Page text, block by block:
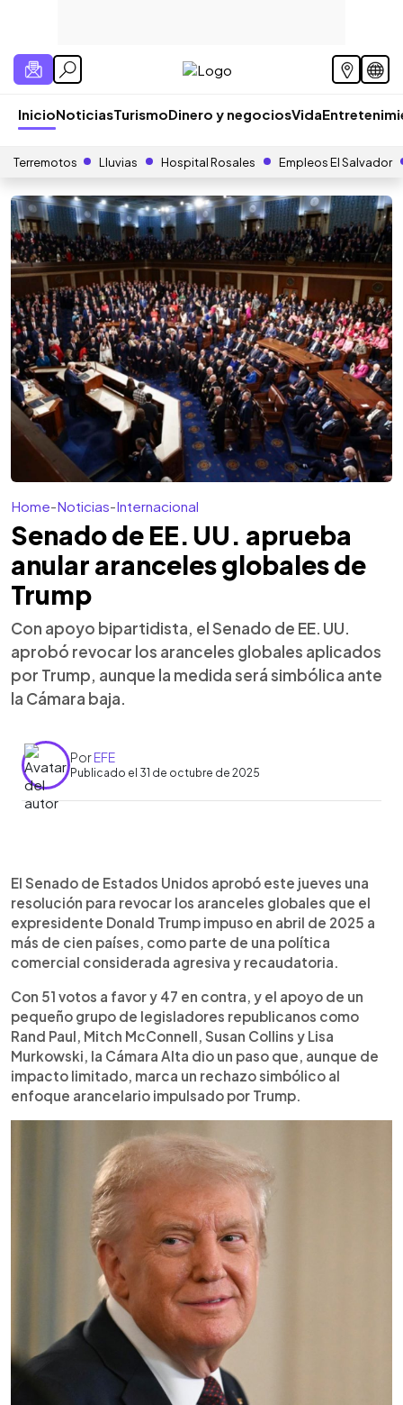
InicioNoticiasTurismoDinero y negociosVida
Terremotos Lluvias Hospital Rosales Empleos El Salvador
Home-Noticias-Internacional
Senado de EE. UU. aprueba
anular aranceles globales de
Trump
Con apoyo bipartidista, el Senado de EE. UU.
aprobó revocar los aranceles globales aplicados
por Trump, aunque la medida será simbólica ante
la Cámara baja.
PorEFE
Publicado el 31 de octubre de 2025
► Escuchar artículo
El Senado de Estados Unidos aprobó revocar los
aranceles globales del 10 % impuestos por la
administración de Donald Trump a más de cien
países en abril de 2025. Con 51 votos a favor y 47
en contra, la resolución contó con apoyo
bipartidista, incluyendo a senadores republicanos
como Mitch McConnell y Rand Paul. Sin embargo,
la medida es simbólica, ya que es poco probable
que avance en la Cámara de Representantes,
dominada por aliados de Trump. Los aranceles
han generado 88,000 millones de dólares en
ingresos fiscales, pero también críticas por
encarecer productos y afectar la economía
El Senado de Estados Unidos aprobó este jueves una
resolución para revocar los aranceles globales que el
expresidente Donald Trump impuso en abril de 2025 a
más de cien países, como parte de una política
comercial considerada agresiva y recaudatoria.
Con 51 votos a favor y 47 en contra, y el apoyo de un
pequeño grupo de legisladores republicanos como
Rand Paul, Mitch McConnell, Susan Collins y Lisa
Murkowski, la Cámara Alta dio un paso que, aunque de
impacto limitado, marca un rechazo simbólico al
enfoque arancelario impulsado por Trump.